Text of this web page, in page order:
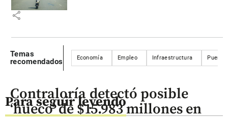
share
Temas
recomendados
Economía Empleo Infraestructura Puertos
Para seguir leyendo
Contraloría detectó posible
‘hueco’ de $15.983 millones en